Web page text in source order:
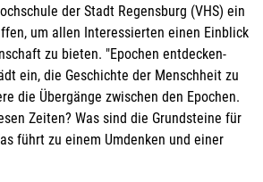
der Stadt Regensburg (VHS) ein
um allen Interessierten einen Einblick
zu bieten. "Epochen entdecken-
ein, die Geschichte der Menschheit zu
die Übergänge zwischen den Epochen.
Zeiten? Was sind die Grundsteine für
führt zu einem Umdenken und einer